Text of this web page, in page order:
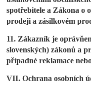
spotřebitele a Zákona o
prodeji a zásilkovém
11. Zákazník je
slovenských) zákonů a
případné reklamace
VII. Ochrana osobních